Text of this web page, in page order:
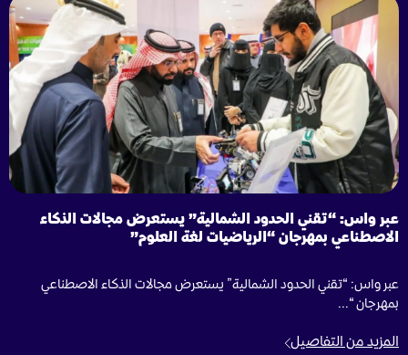
عبر واس: “تقني الحدود الشمالية” يستعرض مجالات الذكاء
الاصطناعي بمهرجان “الرياضيات لغة العلوم”
عبر واس: “تقني الحدود الشمالية” يستعرض مجالات الذكاء الاصطناعي
بمهرجان “...
المزيد من التفاصيل